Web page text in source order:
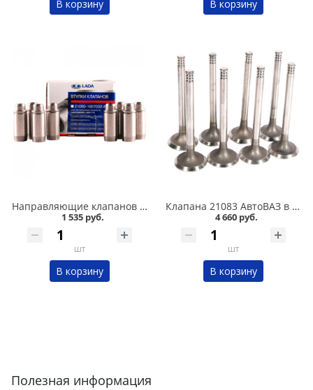
В корзину В корзину
Направляющие клапанов 2108 АвтоВАЗ в Омске
1 535 руб.
шт
В корзину
Клапана 21083 АвтоВАЗ в Омске
4 660 руб.
шт
В корзину
Полезная информация